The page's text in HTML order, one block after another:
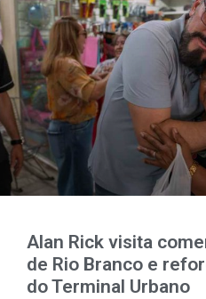
Alan Rick visita
de Rio Branco e
do Terminal Urbano